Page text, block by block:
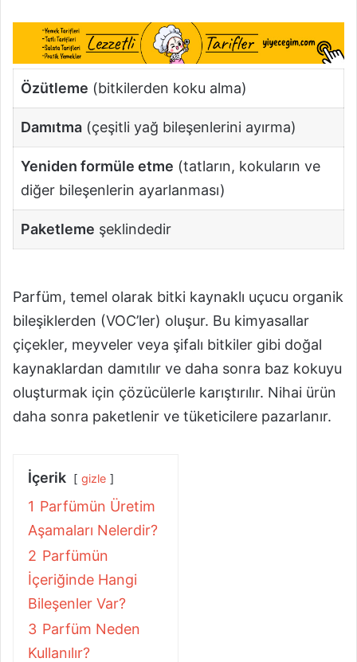
Özütleme (bitkilerden koku alma)
Damıtma (çeşitli yağ bileşenlerini ayırma)
Yeniden formüle etme (tatların, kokuların ve
diğer bileşenlerin ayarlanması)
Paketleme şeklindedir
Parfüm, temel olarak bitki kaynaklı uçucu organik
bileşiklerden (VOC’ler) oluşur. Bu kimyasallar
çiçekler, meyveler veya şifalı bitkiler gibi doğal
kaynaklardan damıtılır ve daha sonra baz kokuyu
oluşturmak için çözücülerle karıştırılır. Nihai ürün
daha sonra paketlenir ve tüketicilere pazarlanır.
İçerik gizle
1 Parfümün Üretim
Aşamaları Nelerdir?
2 Parfümün
İçeriğinde Hangi
Bileşenler Var?
3 Parfüm Neden
Kullanılır?